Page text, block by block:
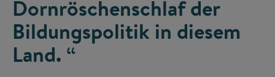
Dornröschenschlaf der
Bildungspolitik in diesem
Land. “